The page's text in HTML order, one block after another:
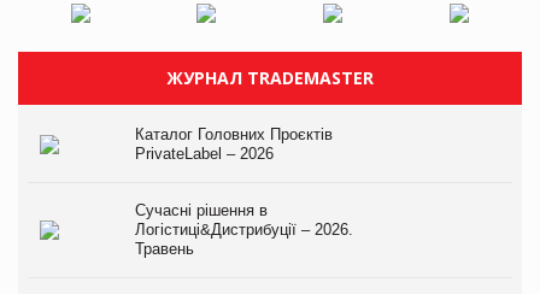
ЖУРНАЛ TRADEMASTER
Каталог Головних Проєктів
PrivateLabel – 2026
Сучасні рішення в
Логістиці&Дистрибуції – 2026.
Травень